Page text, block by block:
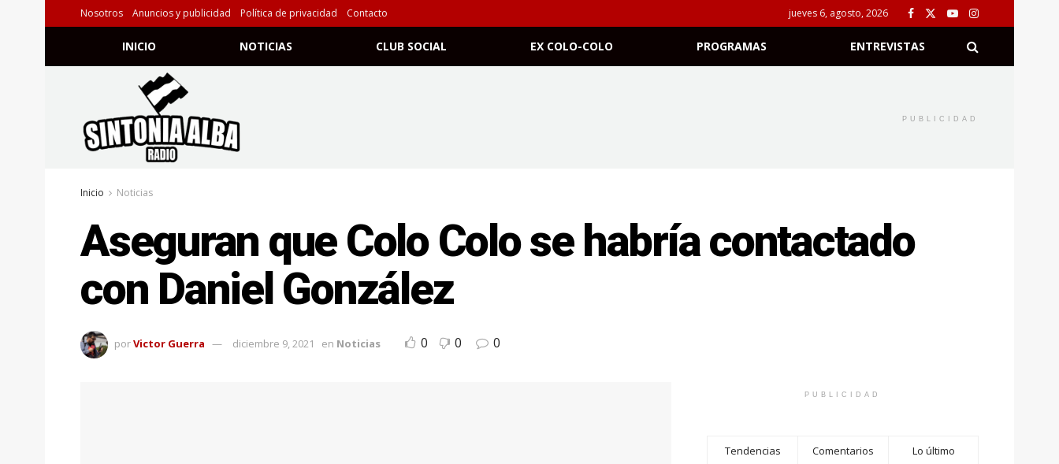
Nosotros Anuncios y publicidad Política de privacidad Contacto jueves 6, agosto, 2026
INICIO NOTICIAS CLUB SOCIAL EX COLO-COLO PROGRAMAS ENTREVISTAS
PUBLICIDAD
Inicio Noticias
Aseguran que Colo Colo se habría contactado
con Daniel González
porVictor Guerra diciembre 9, 2021 en Noticias 0 0 0
PUBLICIDAD
Tendencias Comentarios Lo último